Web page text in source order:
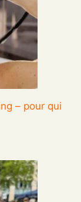
– pour qui